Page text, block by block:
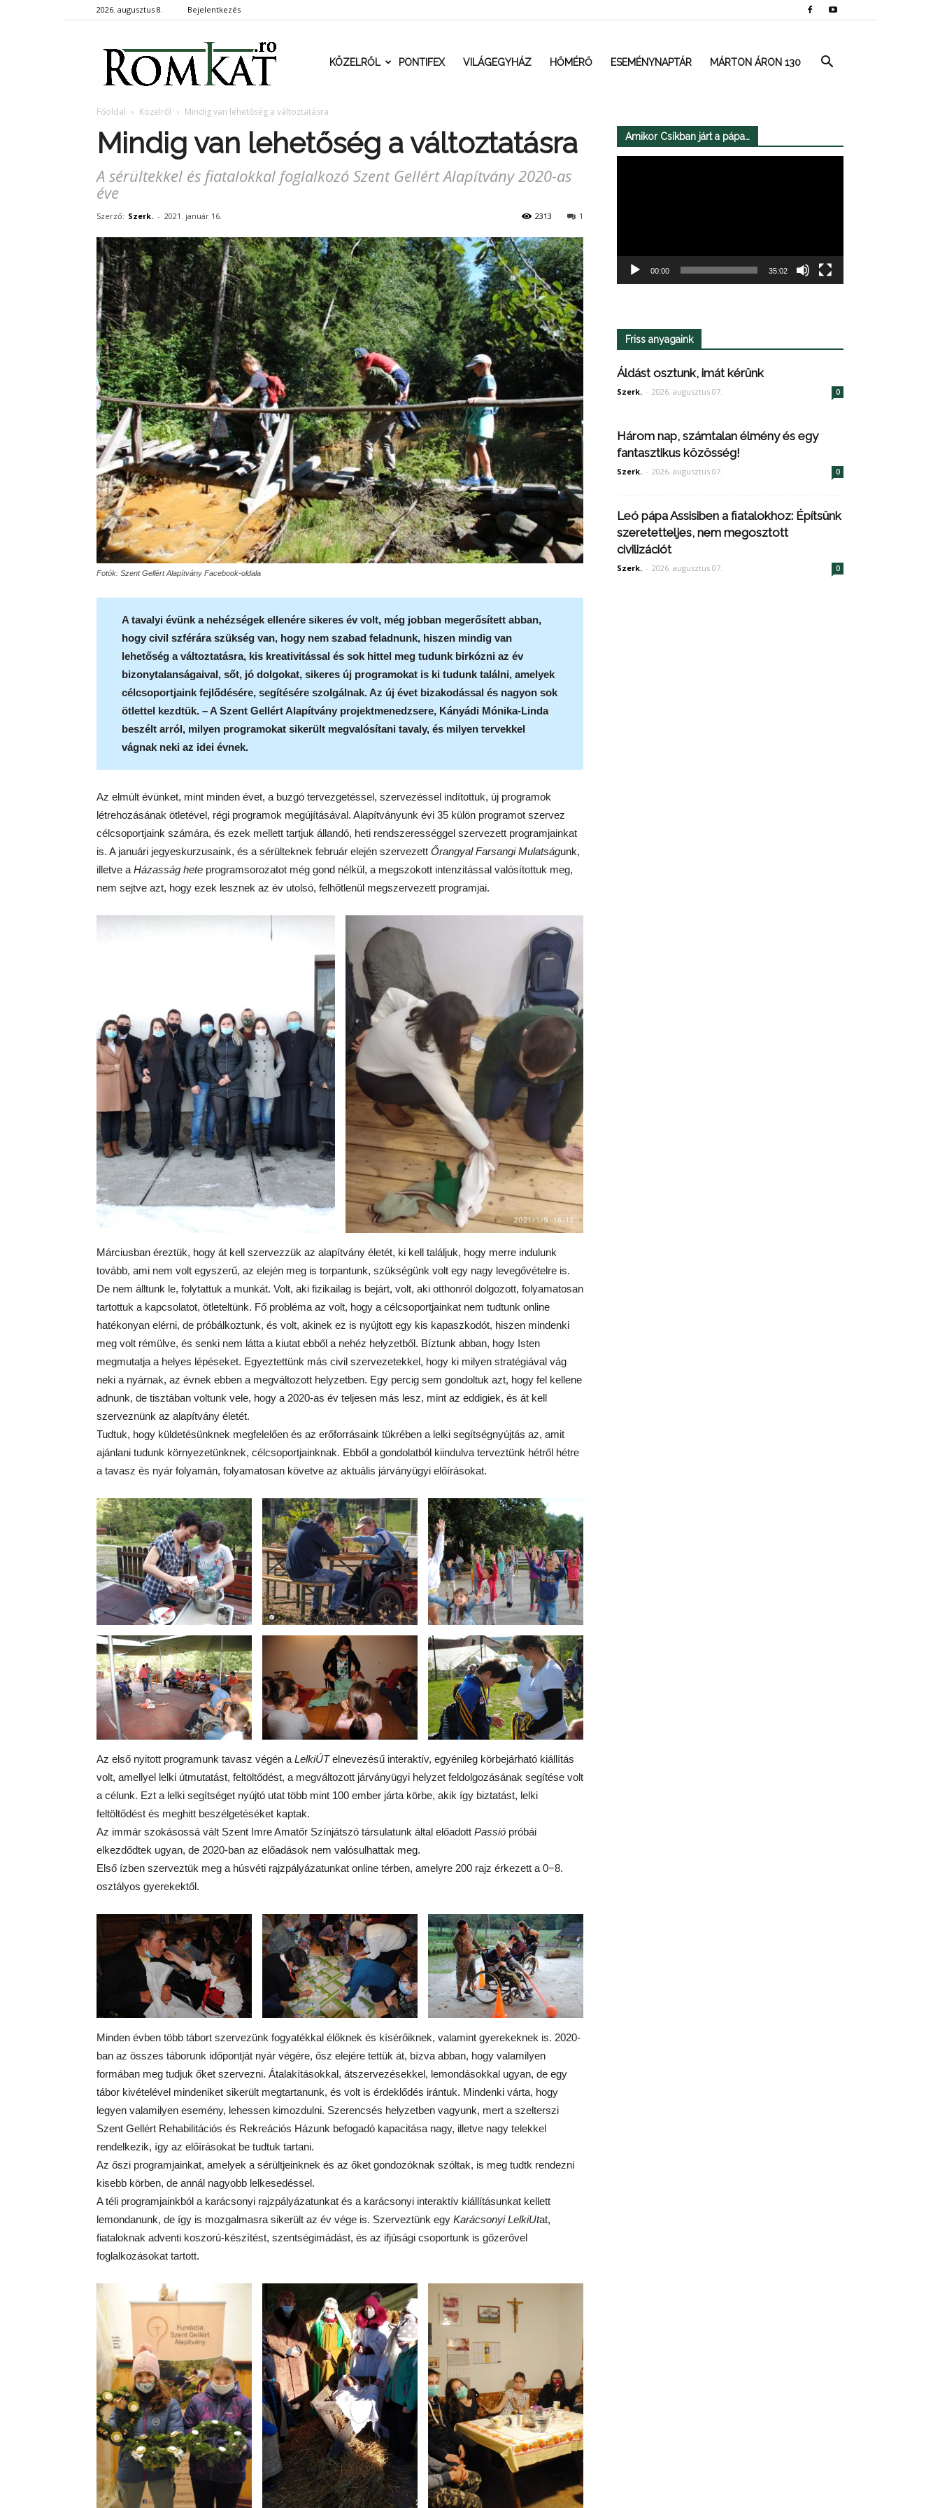
2026. augusztus 8. Bejelentkezés
RomKat.roKÖZELRŐL PONTIFEX VILÁGEGYHÁZ HŐMÉRŐ ESEMÉNYNAPTÁR MÁRTON ÁRON 130
Főoldal Közelről Mindig van lehetőség a változtatásra
Mindig van lehetőség a változtatásra
A sérültekkel és fiatalokkal foglalkozó Szent Gellért Alapítvány 2020-as
éve
Szerző: Szerk. - 2021. január 16. 1
2313
Fotók: Szent Gellért Alapítvány Facebook-oldala
A tavalyi évünk a nehézségek ellenére sikeres év volt, még jobban megerősített abban,
hogy civil szférára szükség van, hogy nem szabad feladnunk, hiszen mindig van
lehetőség a változtatásra, kis kreativitással és sok hittel meg tudunk birkózni az év
bizonytalanságaival, sőt, jó dolgokat, sikeres új programokat is ki tudunk találni, amelyek
célcsoportjaink fejlődésére, segítésére szolgálnak. Az új évet bizakodással és nagyon sok
ötlettel kezdtük. – A Szent Gellért Alapítvány projektmenedzsere, Kányádi Mónika-Linda
beszélt arról, milyen programokat sikerült megvalósítani tavaly, és milyen tervekkel
vágnak neki az idei évnek.
Az elmúlt évünket, mint minden évet, a buzgó tervezgetéssel, szervezéssel indítottuk, új programok
létrehozásának ötletével, régi programok megújításával. Alapítványunk évi 35 külön programot szervez
célcsoportjaink számára, és ezek mellett tartjuk állandó, heti rendszerességgel szervezett programjainkat
is. A januári jegyeskurzusaink, és a sérülteknek február elején szervezett Őrangyal Farsangi Mulatságunk,
illetve a Házasság hete programsorozatot még gond nélkül, a megszokott intenzitással valósítottuk meg,
nem sejtve azt, hogy ezek lesznek az év utolsó, felhőtlenül megszervezett programjai.
Márciusban éreztük, hogy át kell szervezzük az alapítvány életét, ki kell találjuk, hogy merre indulunk
tovább, ami nem volt egyszerű, az elején meg is torpantunk, szükségünk volt egy nagy levegővételre is.
De nem álltunk le, folytattuk a munkát. Volt, aki fizikailag is bejárt, volt, aki otthonról dolgozott, folyamatosan
tartottuk a kapcsolatot, ötleteltünk. Fő probléma az volt, hogy a célcsoportjainkat nem tudtunk online
hatékonyan elérni, de próbálkoztunk, és volt, akinek ez is nyújtott egy kis kapaszkodót, hiszen mindenki
meg volt rémülve, és senki nem látta a kiutat ebből a nehéz helyzetből. Bíztunk abban, hogy Isten
megmutatja a helyes lépéseket. Egyeztettünk más civil szervezetekkel, hogy ki milyen stratégiával vág
neki a nyárnak, az évnek ebben a megváltozott helyzetben. Egy percig sem gondoltuk azt, hogy fel kellene
adnunk, de tisztában voltunk vele, hogy a 2020-as év teljesen más lesz, mint az eddigiek, és át kell
szerveznünk az alapítvány életét.
Tudtuk, hogy küldetésünknek megfelelően és az erőforrásaink tükrében a lelki segítségnyújtás az, amit
ajánlani tudunk környezetünknek, célcsoportjainknak. Ebből a gondolatból kiindulva terveztünk hétről hétre
a tavasz és nyár folyamán, folyamatosan követve az aktuális járványügyi előírásokat.
Az első nyitott programunk tavasz végén a LelkiÚTelnevezésű interaktív, egyénileg körbejárható kiállítás
volt, amellyel lelki útmutatást, feltöltődést, a megváltozott járványügyi helyzet feldolgozásának segítése volt
a célunk. Ezt a lelki segítséget nyújtó utat több mint 100 ember járta körbe, akik így biztatást, lelki
feltöltődést és meghitt beszélgetéséket kaptak.
Az immár szokásossá vált Szent Imre Amatőr Színjátszó társulatunk által előadott Passió próbái
elkezdődtek ugyan, de 2020-ban az előadások nem valósulhattak meg.
Első ízben szerveztük meg a húsvéti rajzpályázatunkat online térben, amelyre 200 rajz érkezett a 0−8.
osztályos gyerekektől.
Minden évben több tábort szervezünk fogyatékkal élőknek és kísérőiknek, valamint gyerekeknek is. 2020-
ban az összes táborunk időpontját nyár végére, ősz elejére tettük át, bízva abban, hogy valamilyen
formában meg tudjuk őket szervezni. Átalakításokkal, átszervezésekkel, lemondásokkal ugyan, de egy
tábor kivételével mindeniket sikerült megtartanunk, és volt is érdeklődés irántuk. Mindenki várta, hogy
legyen valamilyen esemény, lehessen kimozdulni. Szerencsés helyzetben vagyunk, mert a szelterszi
Szent Gellért Rehabilitációs és Rekreációs Házunk befogadó kapacitása nagy, illetve nagy telekkel
rendelkezik, így az előírásokat be tudtuk tartani.
Az őszi programjainkat, amelyek a sérültjeinknek és az őket gondozóknak szóltak, is meg tudtk rendezni
kisebb körben, de annál nagyobb lelkesedéssel.
A téli programjainkból a karácsonyi rajzpályázatunkat és a karácsonyi interaktív kiállításunkat kellett
lemondanunk, de így is mozgalmasra sikerült az év vége is. Szerveztünk egy Karácsonyi LelkiUtat,
fiataloknak adventi koszorú-készítést, szentségimádást, és az ifjúsági csoportunk is gőzerővel
foglalkozásokat tartott.
Amikor Csíkban járt a pápa…
00:00 35:02
Friss anyagaink
Áldást osztunk, imát kérünk
Szerk. - 2026. augusztus 07. 0
Három nap, számtalan élmény és egy
fantasztikus közösség!
Szerk. - 2026. augusztus 07. 0
Leó pápa Assisiben a fiatalokhoz: Építsünk
szeretetteljes, nem megosztott
civilizációt
Szerk. - 2026. augusztus 07. 0